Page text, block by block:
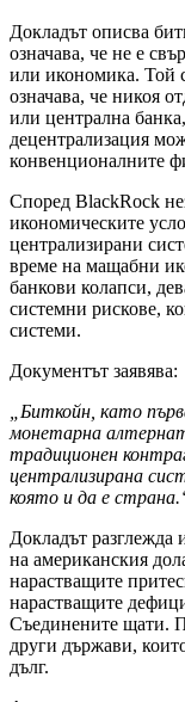
Докладът описва
означава, че не е
или икономика. Той
означава, че никоя
или централна
децентрализация
конвенционалните
Според BlackRock
икономическите
централизирани
време на мащабни
банкови колапси,
системни рискове,
системи.
Документът заявява:
„Биткойн, като
монетарна
традиционен
централизирана
която и да е
Докладът разглежда
на американския
нарастващите
нарастващите
Съединените щати.
други държави,
дълг.